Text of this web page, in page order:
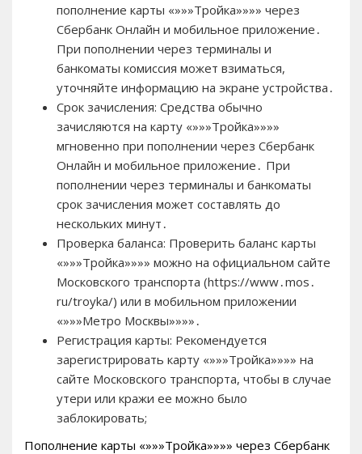
пополнение карты «»»»Тройка»»»» через
Сбербанк Онлайн и мобильное приложение․
При пополнении через терминалы и
банкоматы комиссия может взиматься,
уточняйте информацию на экране устройства․
Срок зачисления: Средства обычно
зачисляются на карту «»»»Тройка»»»»
мгновенно при пополнении через Сбербанк
Онлайн и мобильное приложение․ При
пополнении через терминалы и банкоматы
срок зачисления может составлять до
нескольких минут․
Проверка баланса: Проверить баланс карты
«»»»Тройка»»»» можно на официальном сайте
Московского транспорта (https://www․mos․
ru/troyka/) или в мобильном приложении
«»»»Метро Москвы»»»»․
Регистрация карты: Рекомендуется
зарегистрировать карту «»»»Тройка»»»» на
сайте Московского транспорта, чтобы в случае
утери или кражи ее можно было
заблокировать;
Пополнение карты «»»»Тройка»»»» через Сбербанк